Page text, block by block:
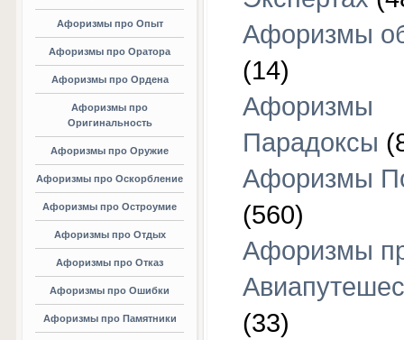
Афоризмы про Опыт
Афоризмы про Оратора
Афоризмы про Ордена
Афоризмы про
Оригинальность
Афоризмы про Оружие
Афоризмы про Оскорбление
Афоризмы про Остроумие
Афоризмы про Отдых
Афоризмы про Отказ
Афоризмы про Ошибки
Афоризмы про Памятники
Афоризмы
(14)
Афоризмы
Парадоксы
Афоризмы
(560)
Афоризмы
(33)